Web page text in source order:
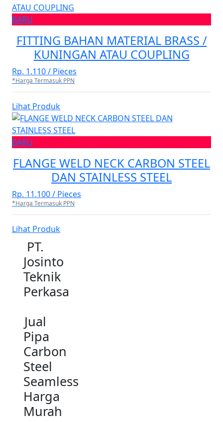
BARU
FITTING BAHAN MATERIAL BRASS /
KUNINGAN ATAU COUPLING
Rp. 1.110 / Pieces
*Harga Termasuk PPN
Lihat Produk
BARU
FLANGE WELD NECK CARBON STEEL
DAN STAINLESS STEEL
Rp. 11.100 / Pieces
*Harga Termasuk PPN
Lihat Produk
PT.
Josinto
Teknik
Perkasa
Jual
Pipa
Carbon
Steel
Seamless
Harga
Murah